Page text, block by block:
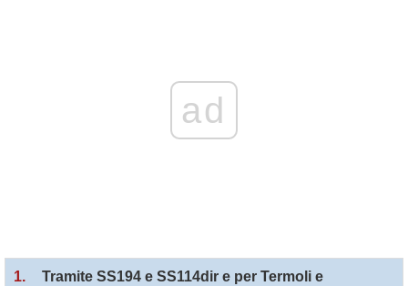
ad
1.
Tramite SS194 e SS114dir e per Termoli e